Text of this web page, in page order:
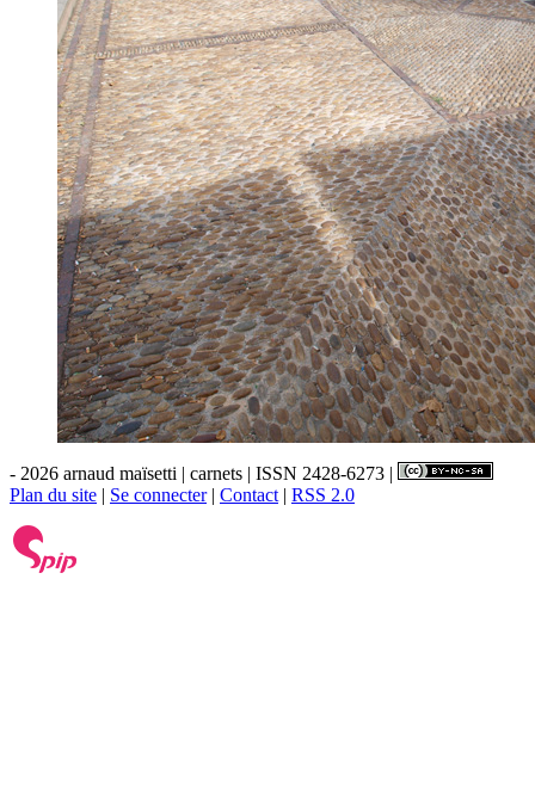
- 2026 arnaud maïsetti | carnets | ISSN 2428-6273 |
Plan du site | Se connecter| Contact | RSS 2.0